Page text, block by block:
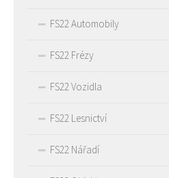
FS22 Automobily
FS22 Frézy
FS22 Vozidla
FS22 Lesnictví
FS22 Nářadí